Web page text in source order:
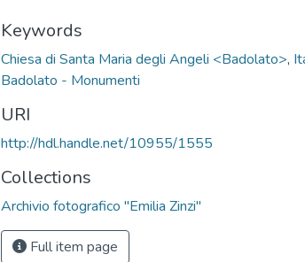
Keywords
Chiesa di Santa Maria degli Angeli <Badolato>,
Badolato - Monumenti
URI
http://hdl.handle.net/10955/1555
Collections
Archivio fotografico "Emilia Zinzi"
Full item page